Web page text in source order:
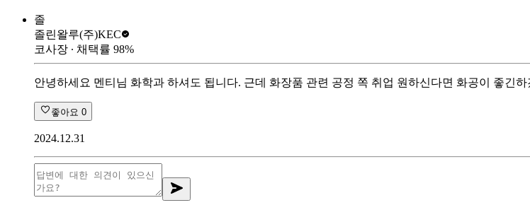
졸
졸린왈루(주)KEC
코사장 ∙ 채택률 98%
안녕하세요 멘티님 화학과 하셔도 됩니다. 근데 화장품 관련 공정 쪽 취업 원하신다면 화공이 좋긴
좋아요 0
2024.12.31